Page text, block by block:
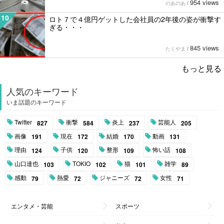
のあのあ / 954 views
10
ロト７で４億円ゲットした会社員の2年後の姿が衝撃す
ぎる・・・
たくやま / 845 views
もっと見る
人気のキーワード
いま話題のキーワード
Twitter 827 衝撃 584 炎上 237 芸能人 205
画像 191 現在 172 結婚 170 動画 131
理由 124 子供 120 整形 109 怖い話 108
山口達也 103 TOKIO 102 猫 101 雑学 89
感動 79 熱愛 72 ジャニーズ 72 女性 71
エンタメ・芸能 スポーツ